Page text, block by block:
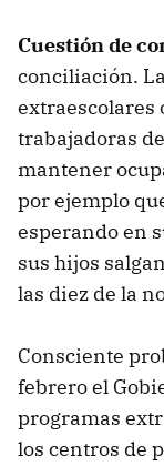
Cuestión de
conciliación.
extraescolares
trabajadoras
mantener
por ejemplo
esperando en
sus hijos
las diez de la
Consciente
febrero el
programas
los centros de